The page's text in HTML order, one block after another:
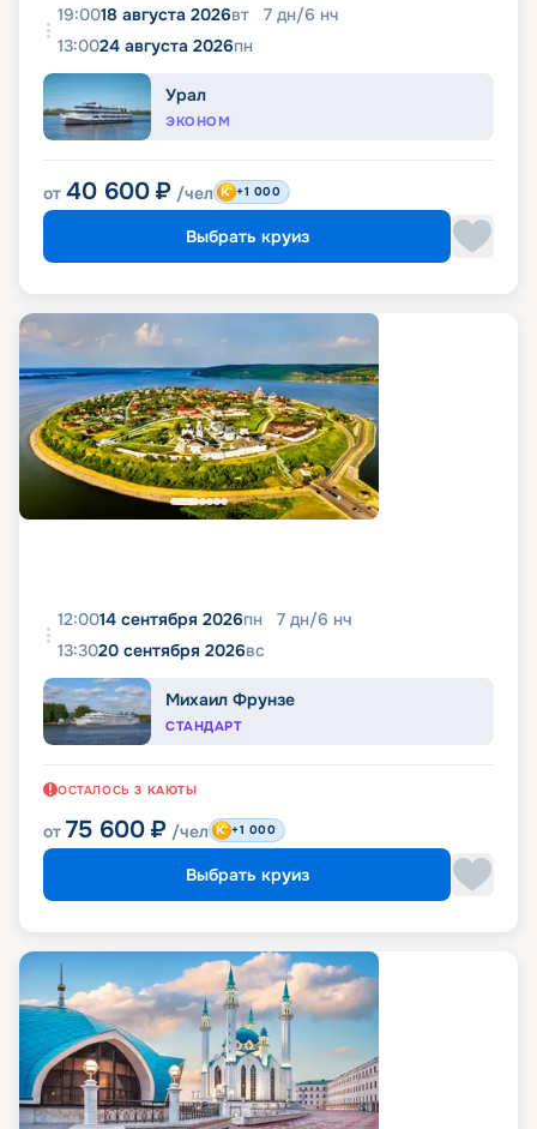
19:0018 августа 2026вт 7 дн/6 нч
13:0024 августа 2026пн
Урал
ЭКОНОМ
от 40 600 ₽ /чел +1 000
Выбрать круиз
12:0014 сентября 2026пн 7 дн/6 нч
13:3020 сентября 2026вс
Михаил Фрунзе
СТАНДАРТ
ОСТАЛОСЬ 3 КАЮТЫ
от 75 600 ₽ /чел +1 000
Выбрать круиз